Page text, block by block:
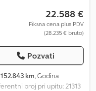
22.588 €
Fiksna cena plus PDV
(28.235 € bruto)
Pozvati
152.843 km, Godina
broj pri upitu: 21313